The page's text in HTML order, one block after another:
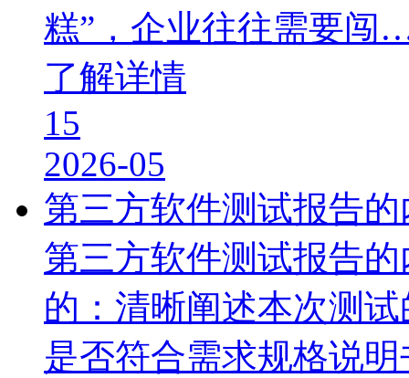
糕”，企业往往需要闯
了解详情
15
2026-05
第三方软件测试报告
第三方软件测试报告
的：清晰阐述本次测
是否符合需求规格说